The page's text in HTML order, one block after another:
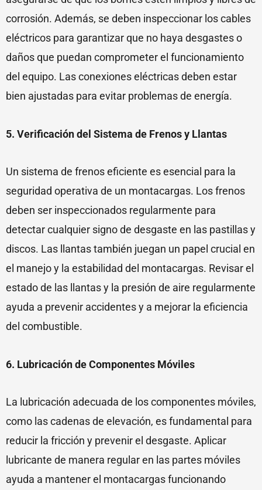
corrosión. Además, se deben inspeccionar los cables
eléctricos para garantizar que no haya desgastes o
daños que puedan comprometer el funcionamiento
del equipo. Las conexiones eléctricas deben estar
bien ajustadas para evitar problemas de energía.
5. Verificación del Sistema de Frenos y Llantas
Un sistema de frenos eficiente es esencial para la
seguridad operativa de un montacargas. Los frenos
deben ser inspeccionados regularmente para
detectar cualquier signo de desgaste en las pastillas y
discos. Las llantas también juegan un papel crucial en
el manejo y la estabilidad del montacargas. Revisar el
estado de las llantas y la presión de aire regularmente
ayuda a prevenir accidentes y a mejorar la eficiencia
del combustible.
6. Lubricación de Componentes Móviles
La lubricación adecuada de los componentes móviles,
como las cadenas de elevación, es fundamental para
reducir la fricción y prevenir el desgaste. Aplicar
lubricante de manera regular en las partes móviles
ayuda a mantener el montacargas funcionando